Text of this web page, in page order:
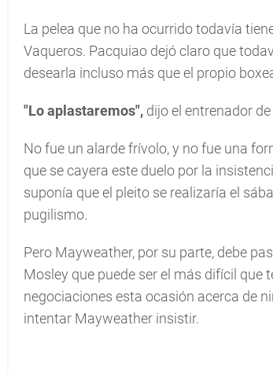
La pelea que no ha ocurrido todavía
Vaqueros. Pacquiao dejó claro que
desearla incluso más que el propio
"Lo aplastaremos", dijo el entrenador
No fue un alarde frívolo, y no fue una
que se cayera este duelo por la
suponía que el pleito se realizaría el
pugilismo.
Pero Mayweather, por su parte, debe
Mosley que puede ser el más difícil que
negociaciones esta ocasión acerca de
intentar Mayweather insistir.